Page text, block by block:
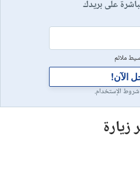
على بريدك
ملائم
الآن!
الإستخدام.